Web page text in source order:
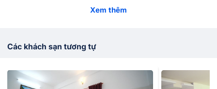
phòng nghỉ, đặt tour, đặt vé. Khách sạn cũng có chỗ để xe
của Việt Nam.
Nếu có dự định đến Dak Lak du lịch hoặc đi công tác thì hãy hệ
với Vietnam Booking qua tổng đài
028 7303 6167để chúng
Xem thêm
Các khách sạn tương tự